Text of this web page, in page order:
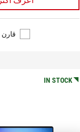
قارن
IN STOCK